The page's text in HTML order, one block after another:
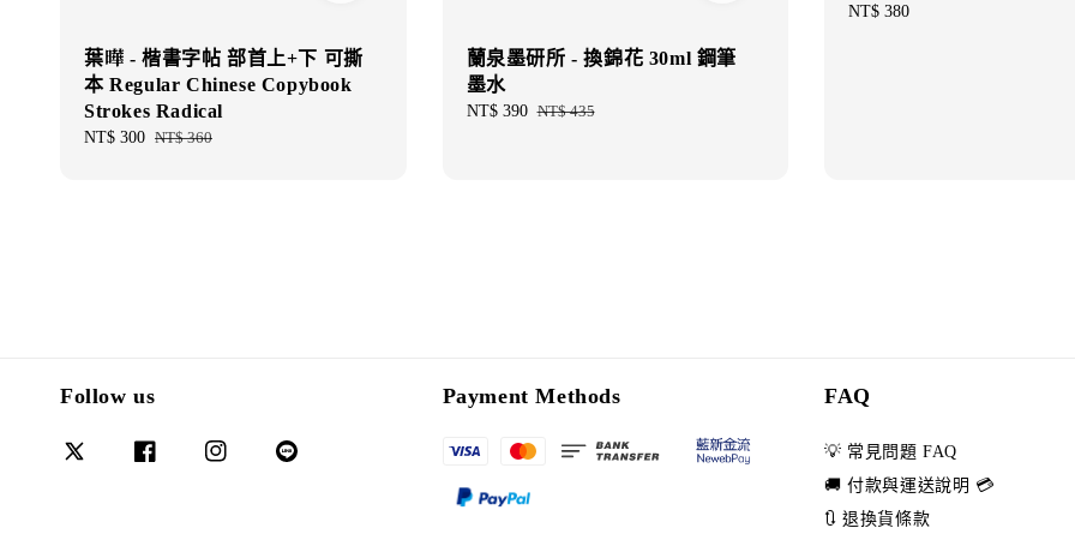
葉曄 - 楷書字帖 部首上+下 可撕
本 Regular Chinese Copybook
Strokes Radical
Sale
NT$ 300 Regular
NT$ 360
蘭泉墨研所 - 換錦花 30ml 鋼筆
墨水
Sale
NT$ 390 Regular
NT$ 435
Regular
NT$ 380
Follow us Payment Methods FAQ
💡 常見問題 FAQ
🚚 付款與運送說明 💳
🔃 退換貨條款